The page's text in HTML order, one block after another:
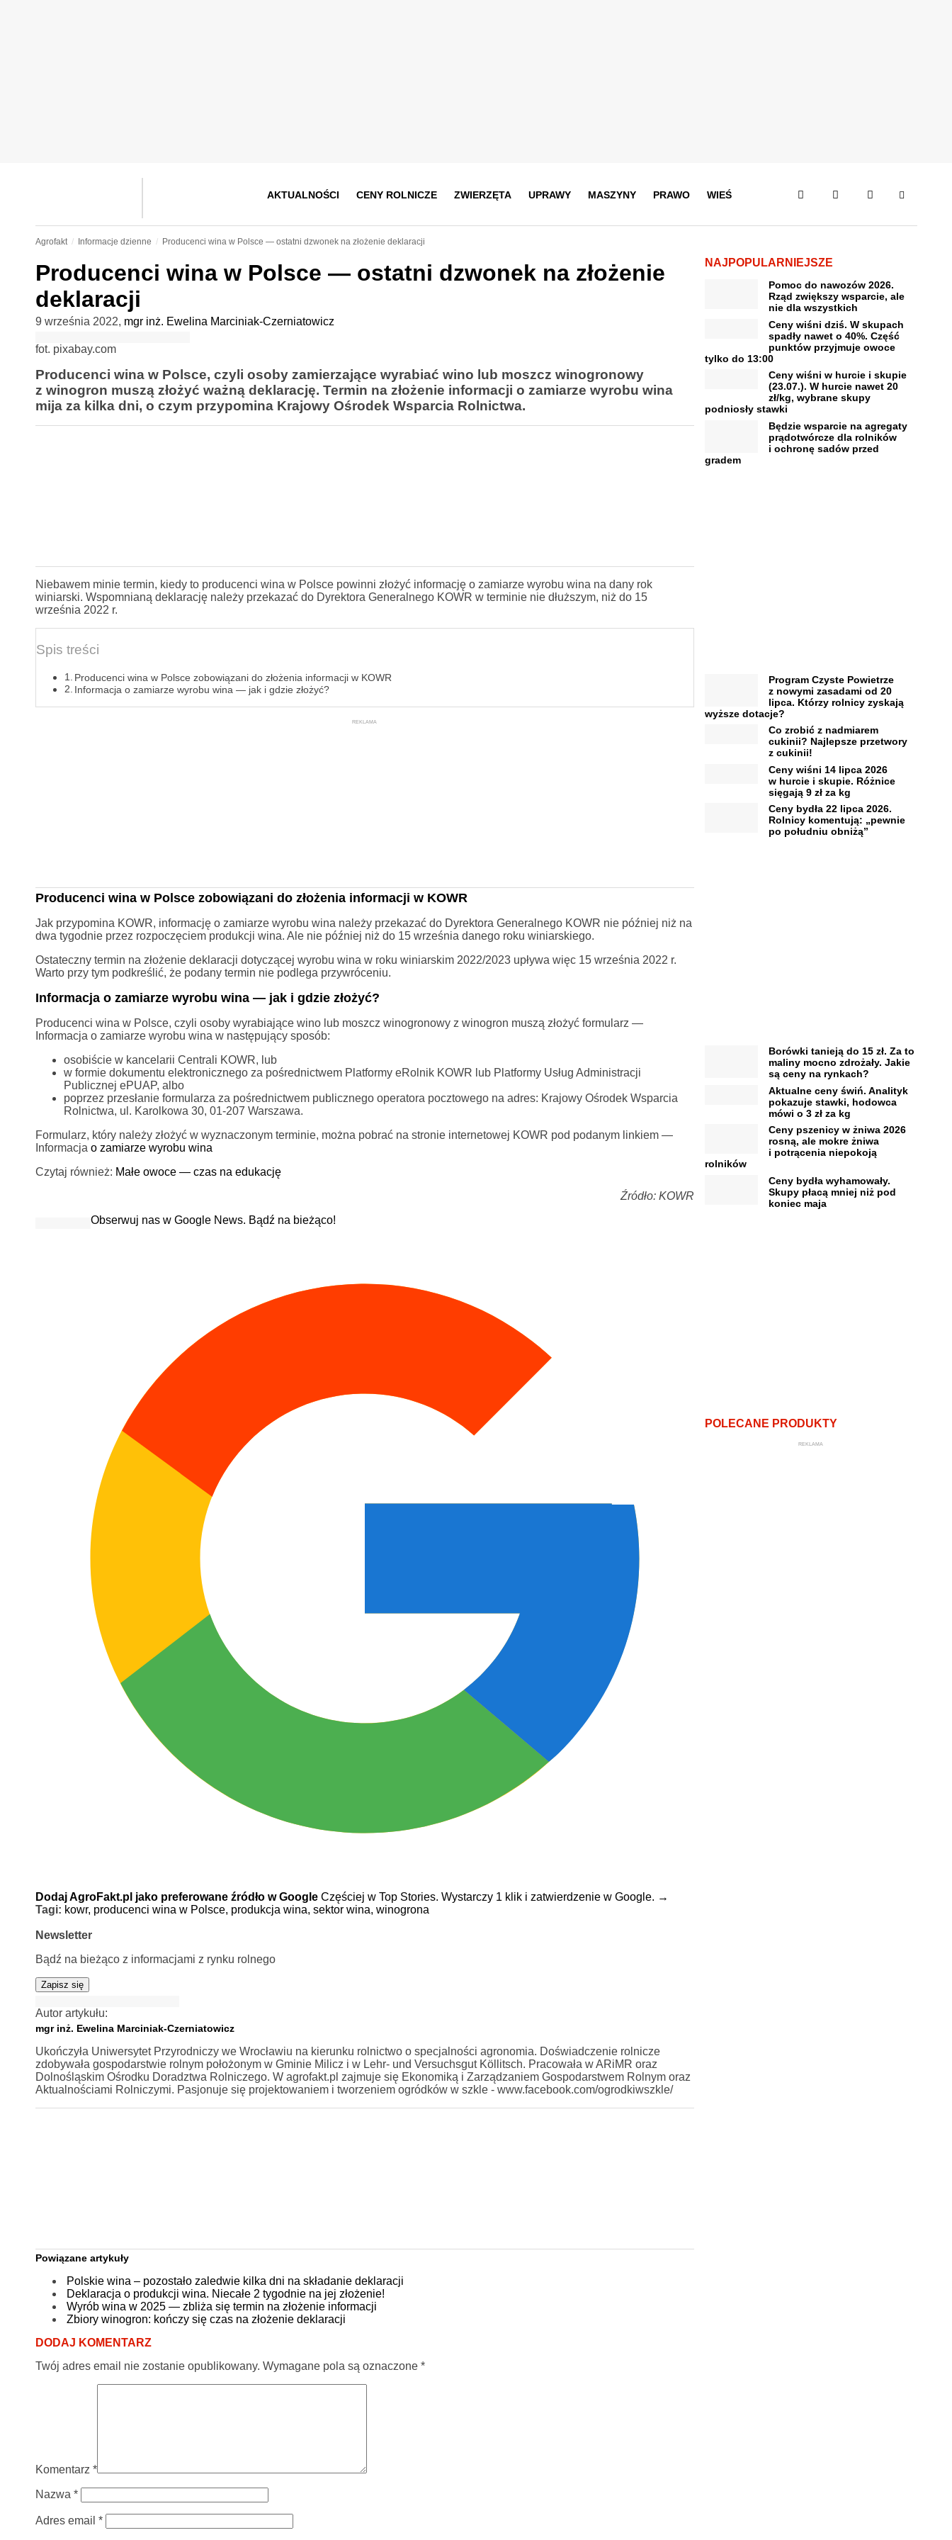
AKTUALNOŚCI CENY ROLNICZE ZWIERZĘTA UPRAWY MASZYNY PRAWO WIEŚ
Agrofakt Informacje dzienne Producenci wina w Polsce — ostatni dzwonek na złożenie deklaracji
Producenci wina w Polsce — ostatni dzwonek na złożenie
deklaracji
9 września 2022, mgr inż. Ewelina Marciniak-Czerniatowicz
fot. pixabay.com
Producenci wina w Polsce, czyli osoby zamierzające wyrabiać wino lub moszcz winogronowy
z winogron muszą złożyć ważną deklarację. Termin na złożenie informacji o zamiarze wyrobu wina
mija za kilka dni, o czym przypomina Krajowy Ośrodek Wsparcia Rolnictwa.
Niebawem minie termin, kiedy to producenci wina w Polsce powinni złożyć informację o zamiarze wyrobu wina na dany rok
winiarski. Wspomnianą deklarację należy przekazać do Dyrektora Generalnego KOWR w terminie nie dłuższym, niż do 15
września 2022 r.
Spis treści
Producenci wina w Polsce zobowiązani do złożenia informacji w KOWR
Informacja o zamiarze wyrobu wina — jak i gdzie złożyć?
REKLAMA
Producenci wina w Polsce zobowiązani do złożenia informacji w KOWR
Jak przypomina KOWR, informację o zamiarze wyrobu wina należy przekazać do Dyrektora Generalnego KOWR nie później niż na
dwa tygodnie przez rozpoczęciem produkcji wina. Ale nie później niż do 15 września danego roku winiarskiego.
Ostateczny termin na złożenie deklaracji dotyczącej wyrobu wina w roku winiarskim 2022/2023 upływa więc 15 września 2022 r.
Warto przy tym podkreślić, że podany termin nie podlega przywróceniu.
Informacja o zamiarze wyrobu wina — jak i gdzie złożyć?
Producenci wina w Polsce, czyli osoby wyrabiające wino lub moszcz winogronowy z winogron muszą złożyć formularz —
Informacja o zamiarze wyrobu wina w następujący sposób:
osobiście w kancelarii Centrali KOWR, lub
w formie dokumentu elektronicznego za pośrednictwem Platformy eRolnik KOWR lub Platformy Usług Administracji
Publicznej ePUAP, albo
poprzez przesłanie formularza za pośrednictwem publicznego operatora pocztowego na adres: Krajowy Ośrodek Wsparcia
Rolnictwa, ul. Karolkowa 30, 01-207 Warszawa.
Formularz, który należy złożyć w wyznaczonym terminie, można pobrać na stronie internetowej KOWR pod podanym linkiem —
Informacja o zamiarze wyrobu wina
Czytaj również: Małe owoce — czas na edukację
Źródło: KOWR
Obserwuj nas w Google News. Bądź na bieżąco!
Dodaj AgroFakt.pl jako preferowane źródło w Google Częściej w Top Stories. Wystarczy 1 klik i zatwierdzenie w Google. →
Tagi: kowr, producenci wina w Polsce, produkcja wina, sektor wina, winogrona
Newsletter
Bądź na bieżąco z informacjami z rynku rolnego
Zapisz się
Autor artykułu:
mgr inż. Ewelina Marciniak-Czerniatowicz
Ukończyła Uniwersytet Przyrodniczy we Wrocławiu na kierunku rolnictwo o specjalności agronomia. Doświadczenie rolnicze
zdobywała gospodarstwie rolnym położonym w Gminie Milicz i w Lehr- und Versuchsgut Köllitsch. Pracowała w ARiMR oraz
Dolnośląskim Ośrodku Doradztwa Rolniczego. W agrofakt.pl zajmuje się Ekonomiką i Zarządzaniem Gospodarstwem Rolnym oraz
Aktualnościami Rolniczymi. Pasjonuje się projektowaniem i tworzeniem ogródków w szkle - www.facebook.com/ogrodkiwszkle/
Powiązane artykuły
Polskie wina – pozostało zaledwie kilka dni na składanie deklaracji
Deklaracja o produkcji wina. Niecałe 2 tygodnie na jej złożenie!
Wyrób wina w 2025 — zbliża się termin na złożenie informacji
Zbiory winogron: kończy się czas na złożenie deklaracji
DODAJ KOMENTARZ
Twój adres email nie zostanie opublikowany. Wymagane pola są oznaczone *
Komentarz *
Nazwa *
Adres email *
NAJPOPULARNIEJSZE
Pomoc do nawozów 2026.
Rząd zwiększy wsparcie, ale
nie dla wszystkich
Ceny wiśni dziś. W skupach
spadły nawet o 40%. Część
punktów przyjmuje owoce
tylko do 13:00
Ceny wiśni w hurcie i skupie
(23.07.). W hurcie nawet 20
zł/kg, wybrane skupy
podniosły stawki
Będzie wsparcie na agregaty
prądotwórcze dla rolników
i ochronę sadów przed
gradem
Program Czyste Powietrze
z nowymi zasadami od 20
lipca. Którzy rolnicy zyskają
wyższe dotacje?
Co zrobić z nadmiarem
cukinii? Najlepsze przetwory
z cukinii!
Ceny wiśni 14 lipca 2026
w hurcie i skupie. Różnice
sięgają 9 zł za kg
Ceny bydła 22 lipca 2026.
Rolnicy komentują: „pewnie
po południu obniżą”
Borówki tanieją do 15 zł. Za to
maliny mocno zdrożały. Jakie
są ceny na rynkach?
Aktualne ceny świń. Analityk
pokazuje stawki, hodowca
mówi o 3 zł za kg
Ceny pszenicy w żniwa 2026
rosną, ale mokre żniwa
i potrącenia niepokoją
rolników
Ceny bydła wyhamowały.
Skupy płacą mniej niż pod
koniec maja
POLECANE PRODUKTY
REKLAMA